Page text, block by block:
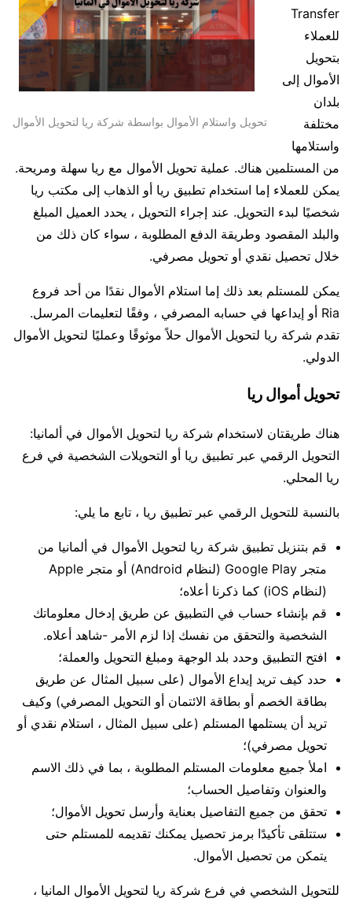
تحويل واستلام الأموال بواسطة شركة ريا لتحويل الأموال
Transfer
للعملاء
بتحويل
الأموال إلى
بلدان
مختلفة
واستلامها
من المستلمين هناك. عملية تحويل الأموال مع ريا سهلة ومريحة.
يمكن للعملاء إما استخدام تطبيق ريا أو الذهاب إلى مكتب ريا
شخصيًا لبدء التحويل. عند إجراء التحويل ، يحدد العميل المبلغ
والبلد المقصود وطريقة الدفع المطلوبة ، سواء كان ذلك من
خلال تحصيل نقدي أو تحويل مصرفي.
يمكن للمستلم بعد ذلك إما استلام الأموال نقدًا من أحد فروع
Ria أو إيداعها في حسابه المصرفي ، وفقًا لتعليمات المرسل.
تقدم شركة ريا لتحويل الأموال حلاً موثوقًا وعمليًا لتحويل الأموال
الدولي.
تحويل أموال ريا
هناك طريقتان لاستخدام شركة ريا لتحويل الأموال في ألمانيا:
التحويل الرقمي عبر تطبيق ريا أو التحويلات الشخصية في فرع
ريا المحلي.
بالنسبة للتحويل الرقمي عبر تطبيق ريا ، تابع ما يلي:
قم بتنزيل تطبيق شركة ريا لتحويل الأموال في ألمانيا من
متجر Google Play (لنظام Android) أو متجر Apple
(لنظام iOS) كما ذكرنا أعلاه؛
قم بإنشاء حساب في التطبيق عن طريق إدخال معلوماتك
الشخصية والتحقق من نفسك إذا لزم الأمر -شاهد أعلاه.
افتح التطبيق وحدد بلد الوجهة ومبلغ التحويل والعملة؛
حدد كيف تريد إيداع الأموال (على سبيل المثال عن طريق
بطاقة الخصم أو بطاقة الائتمان أو التحويل المصرفي) وكيف
تريد أن يستلمها المستلم (على سبيل المثال ، استلام نقدي أو
تحويل مصرفي)؛
املأ جميع معلومات المستلم المطلوبة ، بما في ذلك الاسم
والعنوان وتفاصيل الحساب؛
تحقق من جميع التفاصيل بعناية وأرسل تحويل الأموال؛
ستتلقى تأكيدًا برمز تحصيل يمكنك تقديمه للمستلم حتى
يتمكن من تحصيل الأموال.
للتحويل الشخصي في فرع شركة ريا لتحويل الأموال المانيا ،